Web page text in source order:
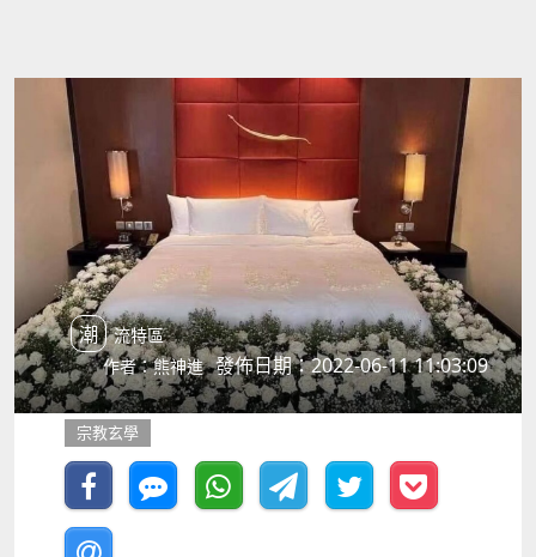
潮流特區
作者：熊神進 發佈日期：2022-06-11 11:03:09
宗教玄學